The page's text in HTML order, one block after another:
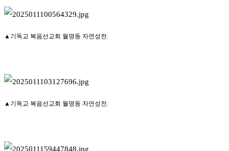
▲기독교 복음선교회 월명동 자연성전.
▲기독교 복음선교회 월명동 자연성전.